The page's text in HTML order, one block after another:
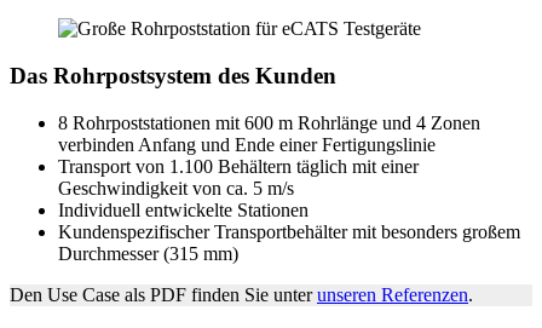
Das Rohrpostsystem des Kunden
8 Rohrpoststationen mit 600 m Rohrlänge und 4 Zonen
verbinden Anfang und Ende einer Fertigungslinie
Transport von 1.100 Behältern täglich mit einer
Geschwindigkeit von ca. 5 m/s
Individuell entwickelte Stationen
Kundenspezifischer Transportbehälter mit besonders großem
Durchmesser (315 mm)
Den Use Case als PDF finden Sie unterunseren Referenzen.